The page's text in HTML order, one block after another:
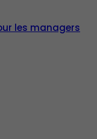
les managers